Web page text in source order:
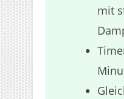
mit